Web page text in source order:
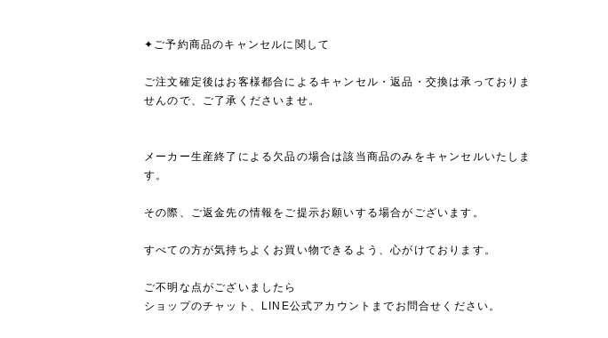
✦ご予約商品のキャンセルに関して
ご注文確定後はお客様都合によるキャンセル・返品・交換は承っておりま
せんので、ご了承くださいませ。
メーカー生産終了による欠品の場合は該当商品のみをキャンセルいたしま
す。
その際、ご返金先の情報をご提示お願いする場合がございます。
すべての方が気持ちよくお買い物できるよう、心がけております。
ご不明な点がございましたら
ショップのチャット、LINE公式アカウントまでお問合せください。